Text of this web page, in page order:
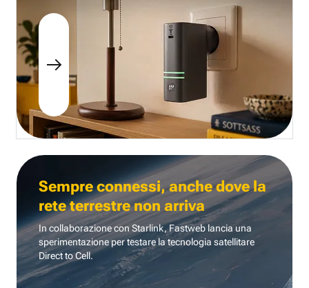
Sempre connessi, anche dove la
rete terrestre non arriva
In collaborazione con Starlink, Fastweb lancia una
sperimentazione per testare la tecnologia satellitare
Direct to Cell.